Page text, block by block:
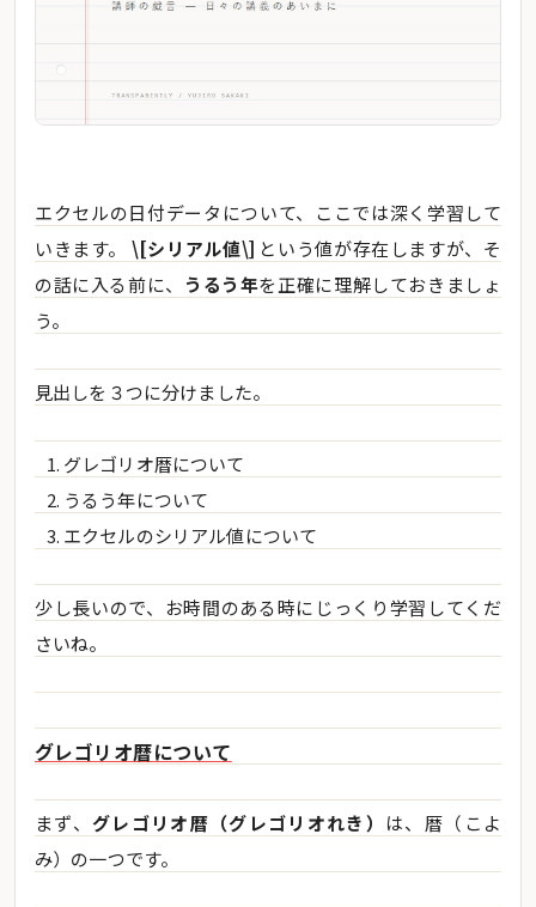
エクセルの日付データについて、ここでは深く学習して
いきます。 \[シリアル値\] という値が存在しますが、そ
の話に入る前に、 うるう年を正確に理解しておきましょ
う。
見出しを３つに分けました。
グレゴリオ暦について
うるう年について
エクセルのシリアル値について
少し長いので、お時間のある時にじっくり学習してくだ
さいね。
グレゴリオ暦について
まず、グレゴリオ暦（グレゴリオれき） は、暦（こよ
み）の一つです。